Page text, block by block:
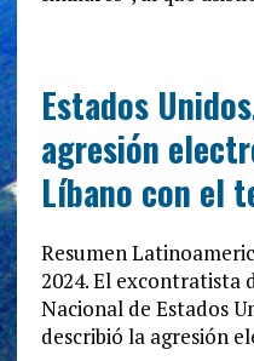
Estados
agresión
Líbano con el
Resumen
2024. El excontratista
Nacional de Estados
describió la agresión